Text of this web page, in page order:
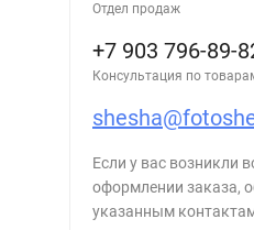
Отдел продаж
+7 903 796-89-
Консультация по
Если у вас возникли
оформлении заказа,
указанным